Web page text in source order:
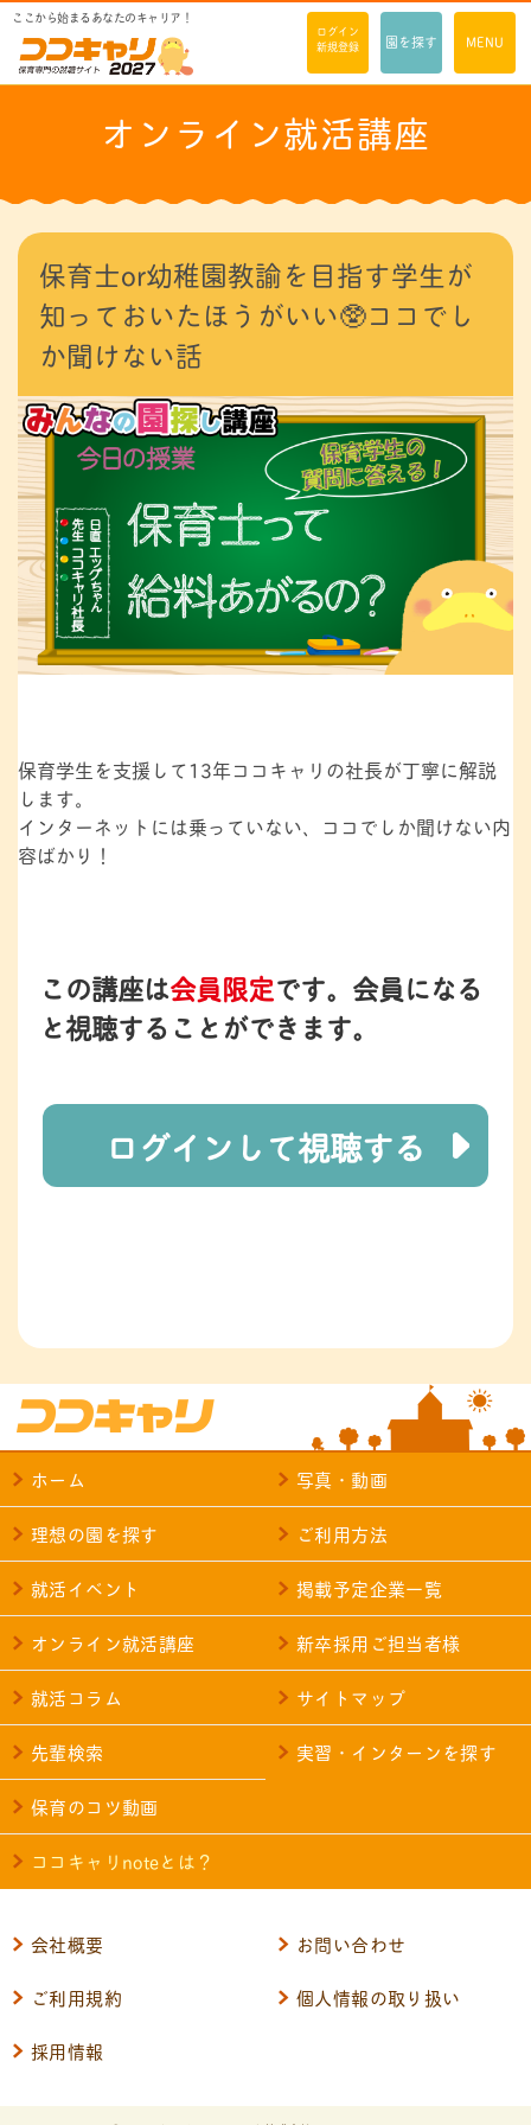
ここから始まるあなたのキャリア！
ログイン
新規登録
園を探す MENU
オンライン就活講座
保育士or幼稚園教諭を目指す学生が
知っておいたほうがいい🥸ココでし
か聞けない話
保育学生を支援して13年ココキャリの社長が丁寧に解説
します。
インターネットには乗っていない、ココでしか聞けない内
容ばかり！
この講座は会員限定です。 会員になる
と視聴することができます。
ログインして視聴する
ホーム
理想の園を探す
就活イベント
オンライン就活講座
就活コラム
先輩検索
保育のコツ動画
写真・動画
ご利用方法
掲載予定企業一覧
新卒採用ご担当者様
サイトマップ
実習・インターンを探す
ココキャリnoteとは？
会社概要
お問い合わせ
ご利用規約
個人情報の取り扱い
採用情報